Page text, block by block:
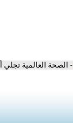
- الصحة العالمية